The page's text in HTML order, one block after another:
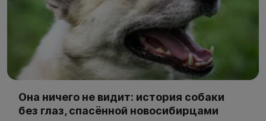
Она ничего не видит: история собаки
без глаз, спасённой новосибирцами